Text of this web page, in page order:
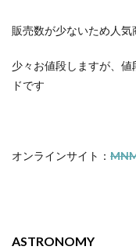
販売数が少ないため人
少々お値段しますが、
ドです
オンラインサイト：
ASTRONOMY